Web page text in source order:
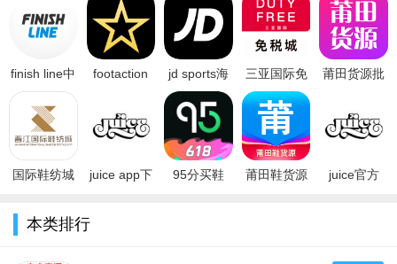
版,jdsports海淘app官方最新版,juiceapp，需要的用户赶紧来下载
试试吧..
finish line中
文版官方下
载最新版
v3.0.5安卓
版
footaction
v5.2.5安卓
jd sports海
淘app官方
最新版
v2.2.5安卓
中文版
三亚国际免
税城
app2021最
新版v1.1.7
安卓版
莆田货源批
v1.2.0安卓
国际鞋纺城
安卓版
juice app下
95分买鞋
莆田鞋货源
juice官方
本类排行